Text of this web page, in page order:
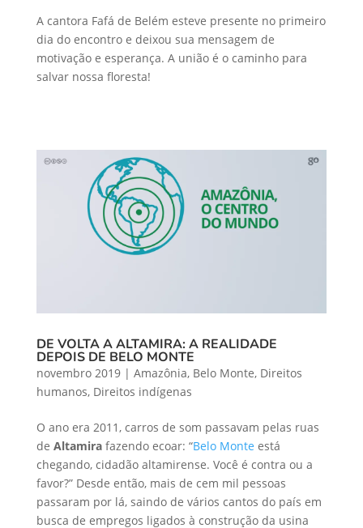
A cantora Fafá de Belém esteve presente no primeiro
dia do encontro e deixou sua mensagem de
motivação e esperança. A união é o caminho para
salvar nossa floresta!
DE VOLTA A ALTAMIRA: A REALIDADE
DEPOIS DE BELO MONTE
novembro 2019| Amazônia, Belo Monte, Direitos
humanos, Direitos indígenas
O ano era 2011, carros de som passavam pelas ruas
de Altamirafazendo ecoar: “Belo Monte está
chegando, cidadão altamirense. Você é contra ou a
favor?” Desde então, mais de cem mil pessoas
passaram por lá, saindo de vários cantos do país em
busca de empregos ligados à construção da usina